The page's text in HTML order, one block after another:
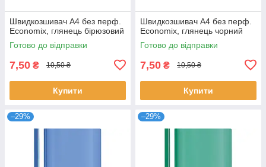
Швидкозшивач А4 без перф.
Economix, глянець бірюзовий
Готово до відправки
7,50 ₴ 10,50 ₴
Купити
Швидкозшивач А4 без перф.
Economix, глянець чорний
Готово до відправки
7,50 ₴ 10,50 ₴
Купити
–29% –29%